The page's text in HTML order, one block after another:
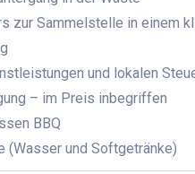
zur Sammelstelle in einem
und lokalen
– im Preis inbegriffen
BBQ
(Wasser und Softgetränke)